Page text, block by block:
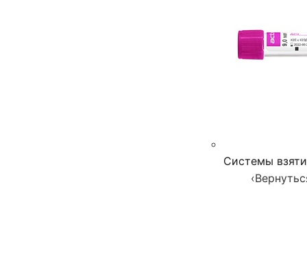
Системы
‹